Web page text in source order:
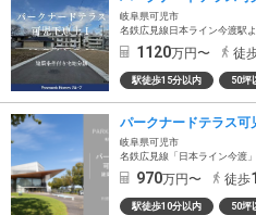
岐阜県可児市
名鉄広見線日本ライン今渡駅
1120万円〜 徒
駅徒歩15分以内 50坪
パークナードテラス可
岐阜県可児市
名鉄広見線「日本ライン今渡
970万円〜 徒歩
駅徒歩10分以内 50坪